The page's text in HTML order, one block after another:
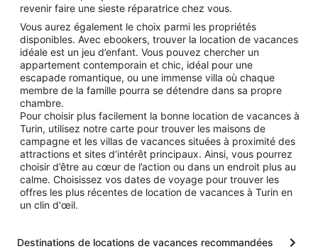
revenir faire une sieste réparatrice chez vous.
Vous aurez également le choix parmi les propriétés
disponibles. Avec ebookers, trouver la location de vacances
idéale est un jeu d’enfant. Vous pouvez chercher un
appartement contemporain et chic, idéal pour une
escapade romantique, ou une immense villa où chaque
membre de la famille pourra se détendre dans sa propre
chambre.
Pour choisir plus facilement la bonne location de vacances à
Turin, utilisez notre carte pour trouver les maisons de
campagne et les villas de vacances situées à proximité des
attractions et sites d’intérêt principaux. Ainsi, vous pourrez
choisir d’être au cœur de l’action ou dans un endroit plus au
calme. Choisissez vos dates de voyage pour trouver les
offres les plus récentes de location de vacances à Turin en
un clin d'œil.
Destinations de locations de vacances recommandées